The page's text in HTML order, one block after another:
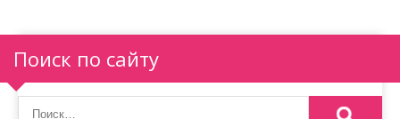
п
о
з
Поиск по сайту